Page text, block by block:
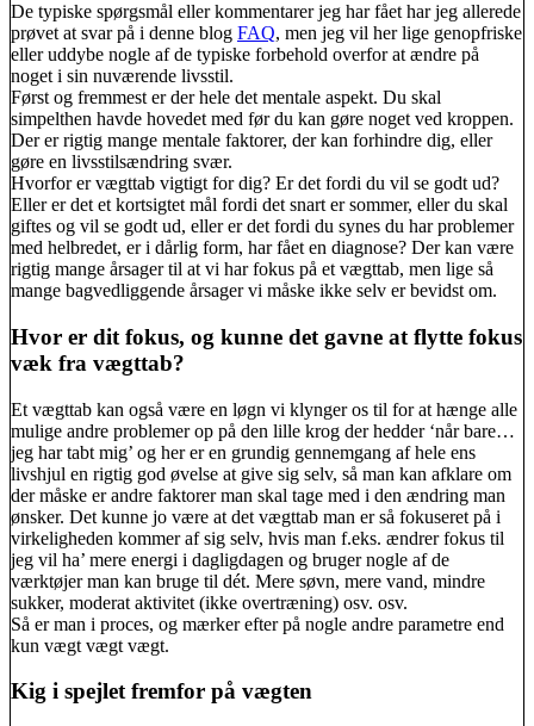
De typiske spørgsmål eller kommentarer jeg har fået har jeg allerede
prøvet at svar på i denne blog FAQ, men jeg vil her lige genopfriske
eller uddybe nogle af de typiske forbehold overfor at ændre på
noget i sin nuværende livsstil.
Først og fremmest er der hele det mentale aspekt. Du skal
simpelthen havde hovedet med før du kan gøre noget ved kroppen.
Der er rigtig mange mentale faktorer, der kan forhindre dig, eller
gøre en livsstilsændring svær.
Hvorfor er vægttab vigtigt for dig? Er det fordi du vil se godt ud?
Eller er det et kortsigtet mål fordi det snart er sommer, eller du skal
giftes og vil se godt ud, eller er det fordi du synes du har problemer
med helbredet, er i dårlig form, har fået en diagnose? Der kan være
rigtig mange årsager til at vi har fokus på et vægttab, men lige så
mange bagvedliggende årsager vi måske ikke selv er bevidst om.
Hvor er dit fokus, og kunne det gavne at flytte fokus
væk fra vægttab?
Et vægttab kan også være en løgn vi klynger os til for at hænge alle
mulige andre problemer op på den lille krog der hedder ‘når bare…
jeg har tabt mig’ og her er en grundig gennemgang af hele ens
livshjul en rigtig god øvelse at give sig selv, så man kan afklare om
der måske er andre faktorer man skal tage med i den ændring man
ønsker. Det kunne jo være at det vægttab man er så fokuseret på i
virkeligheden kommer af sig selv, hvis man f.eks. ændrer fokus til
jeg vil ha’ mere energi i dagligdagen og bruger nogle af de
værktøjer man kan bruge til dét. Mere søvn, mere vand, mindre
sukker, moderat aktivitet (ikke overtræning) osv. osv.
Så er man i proces, og mærker efter på nogle andre parametre end
kun vægt vægt vægt.
Kig i spejlet fremfor på vægten